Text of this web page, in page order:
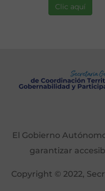
Clic aquí
El Gobierno
garantizar
Copyright © 2022,